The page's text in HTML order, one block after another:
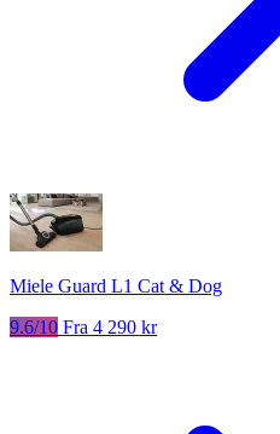
Miele Guard L1 Cat & Dog
9.6/10 Fra 4 290 kr